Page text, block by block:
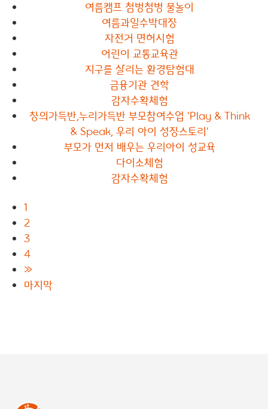
여름캠프 첨벙첨벙 물놀이
여름과일수박대장
자전거 면허시험
어린이 교통교육관
지구를 살리는 환경탐험대
금융기관 견학
감자수확체험
창의가득반,누리가득반 부모참여수업 'Play & Think
& Speak, 우리 아이 성장스토리'
부모가 먼저 배우는 우리아이 성교육
다이소체험
감자수확체험
1
2
3
4
»
마지막